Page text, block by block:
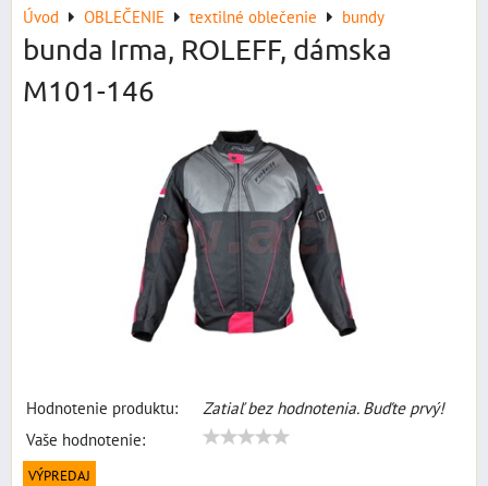
Úvod OBLEČENIE textilné oblečenie bundy
bunda Irma, ROLEFF, dámska
M101-146
Hodnotenie produktu:
Zatiaľ bez hodnotenia. Buďte prvý!
Vaše hodnotenie:
VÝPREDAJ